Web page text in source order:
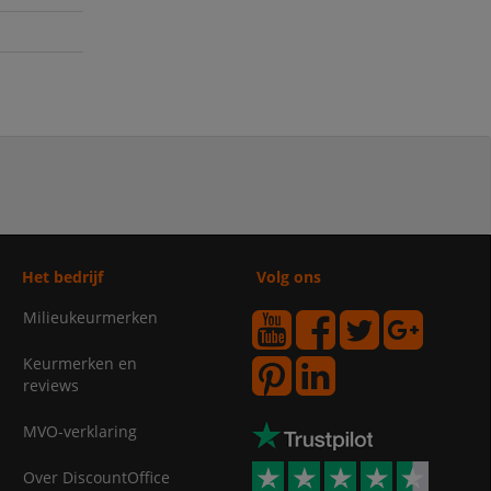
Het bedrijf
Milieukeurmerken
Keurmerken en
reviews
MVO-verklaring
Over DiscountOffice
Volg ons